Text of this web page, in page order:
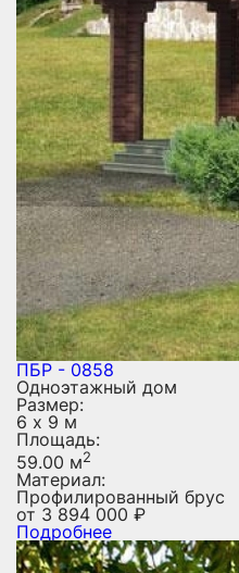
ПБР - 0858
Одноэтажный дом
Размер:
6 х 9 м
Площадь:
59.00 м2
Материал:
Профилированный брус
от 3 894 000 ₽
Подробнее